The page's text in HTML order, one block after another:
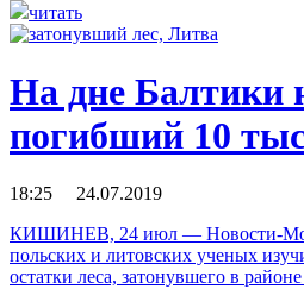
читать
На дне Балтики
погибший 10
18:25 24.07.2019
КИШИНЕВ, 24 июл — Новости-
польских и литовских ученых
остатки леса, затонувшего в